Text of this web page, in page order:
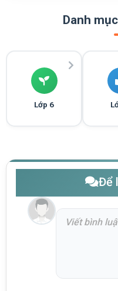
Danh
Lớp 6
Để